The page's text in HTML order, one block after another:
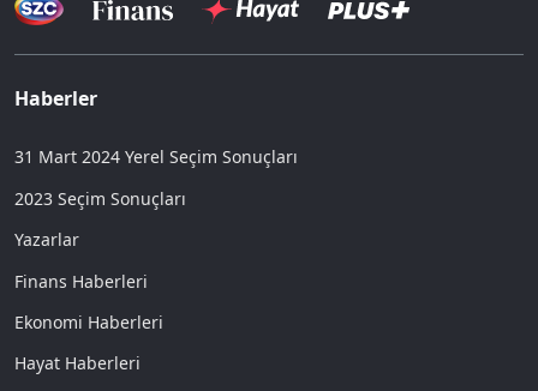
Haberler
31 Mart 2024 Yerel Seçim Sonuçları
2023 Seçim Sonuçları
Yazarlar
Finans Haberleri
Ekonomi Haberleri
Hayat Haberleri